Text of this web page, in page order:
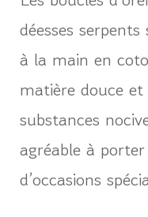
déesses
à la main en
matière douce
substances
agréable à
d’occasions